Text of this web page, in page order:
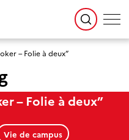
– Folie à deux”
– Folie à deux”
Vie de campus